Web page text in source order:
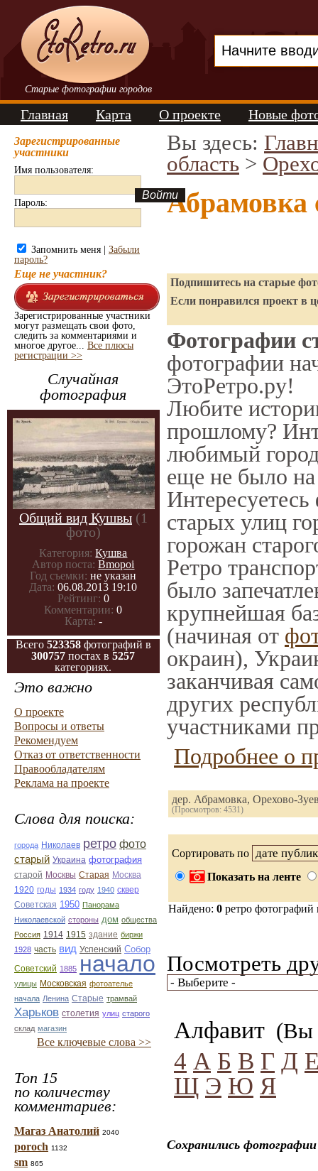
Старые фотографии городов
Главная Карта О проекте Новые
Зарегистрированные
участники
Имя пользователя:
Пароль:
Запомнить меня | Забыли
пароль?
Еще не участник?
Зарегистрированные участники
могут размещать свои фото,
следить за комментариями и
многое другое... Все плюсы
регистрации >>
Случайная
фотография
Общий вид Кушвы (1
фото)
Категория: Кушва
Автор поста: Bmopoi
Год съемки: не указан
Дата: 06.08.2013 19:10
Рейтинг: 0
Комментарии: 0
Карта: -
Всего 523358 фотографий в
300757 постах в5257
категориях.
Это важно
О проекте
Вопросы и ответы
Рекомендуем
Отказ от ответственности
Правообладателям
Реклама на проекте
Слова для поиска:
города Николаев ретро фото
старый Украина фотография
старой Москвы Старая Москва
1920 годы 1934 году 1940 сквер
Советская 1950 Панорама
Николаевской стороны дом общества
Россия 1914 1915 здание биржи
1928 часть вид Успенский Собор
Советский 1885 начало
улицы Московская фотоателье
начала Ленина Старые трамвай
Харьков столетия улиц старого
склад магазин
Все ключевые слова >>
Топ 15
по количеству
комментариев:
Магаз Анатолий 2040
poroch 1132
sm 865
Вы здесь:
область >
Абрамовка
Подпишитесь на старые
Если понравился проект в
Фотографии
фотографии
ЭтоРетро.ру!
Любите
прошлому?
любимый
еще не было на
Интересуетесь
старых улиц
горожан
Ретро
было
крупнейшая
(начиная от
окраин),
заканчивая
других
участниками
Подробнее о
дер. Абрамовка, Орехово-
(Просмотров: 4531)
Сортировать по
Показать на ленте
Найдено: 0 ретро
Посмотреть
Алфавит (Вы
4 А Б В Г Д
Щ Э Ю Я
Сохранились